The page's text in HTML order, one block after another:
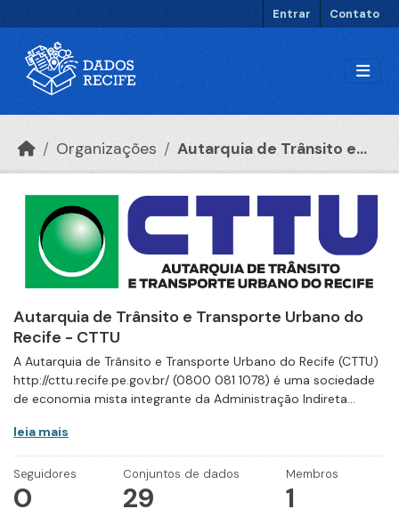
Entrar Contato
Organizações Autarquia de Trânsito e...
Autarquia de Trânsito e Transporte Urbano do
Recife - CTTU
A Autarquia de Trânsito e Transporte Urbano do Recife (CTTU)
http://cttu.recife.pe.gov.br/ (0800 081 1078) é uma sociedade
de economia mista integrante da Administração Indireta...
leia mais
Seguidores
0
Conjuntos de dados
29
Membros
1